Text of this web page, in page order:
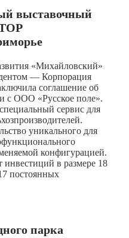
выставочный
«Михайловский»
— Корпорация
соглашение об
с ООО «Русское поле».
сервис для
уникального для
конфигурацией.
инвестиций в размере 18
постоянных
парка